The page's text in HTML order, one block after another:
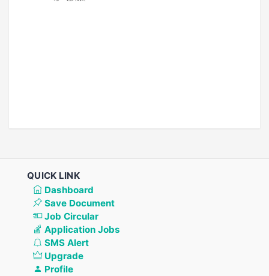
QUICK LINK
Dashboard
Save Document
Job Circular
Application Jobs
SMS Alert
Upgrade
Profile